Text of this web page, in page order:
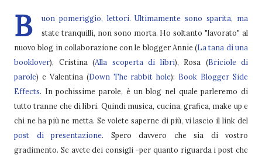
B
uon pomeriggio, lettori. Ultimamente sono sparita, ma
state tranquilli, non sono morta. Ho soltanto "lavorato" al
nuovo blog in collaborazione con le blogger Annie (La tana di una
booklover), Cristina (Alla scoperta di libri), Rosa (Briciole di
parole) e Valentina (Down The rabbit hole): Book Blogger Side
Effects. In pochissime parole, è un blog nel quale parleremo di
tutto tranne che di libri. Quindi musica, cucina, grafica, make up e
chi ne ha più ne metta. Se volete saperne di più, vi lascio il link del
post di presentazione. Spero davvero che sia di vostro
gradimento. Se avete dei consigli -per quanto riguarda i post che